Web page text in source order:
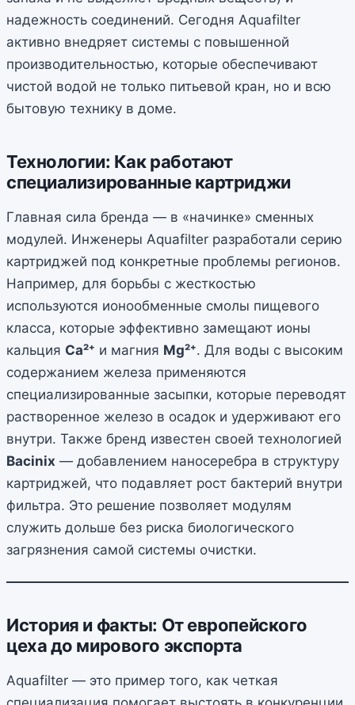
надежность соединений. Сегодня Aquafilter
активно внедряет системы с повышенной
производительностью, которые обеспечивают
чистой водой не только питьевой кран, но и всю
бытовую технику в доме.
Технологии: Как работают
специализированные картриджи
Главная сила бренда — в «начинке» сменных
модулей. Инженеры Aquafilter разработали серию
картриджей под конкретные проблемы регионов.
Например, для борьбы с жесткостью
используются ионообменные смолы пищевого
класса, которые эффективно замещают ионы
кальция Ca²⁺ и магния Mg²⁺. Для воды с высоким
содержанием железа применяются
специализированные засыпки, которые переводят
растворенное железо в осадок и удерживают его
внутри. Также бренд известен своей технологией
Bacinix — добавлением наносеребра в структуру
картриджей, что подавляет рост бактерий внутри
фильтра. Это решение позволяет модулям
служить дольше без риска биологического
загрязнения самой системы очистки.
История и факты: От европейского
цеха до мирового экспорта
Aquafilter — это пример того, как четкая